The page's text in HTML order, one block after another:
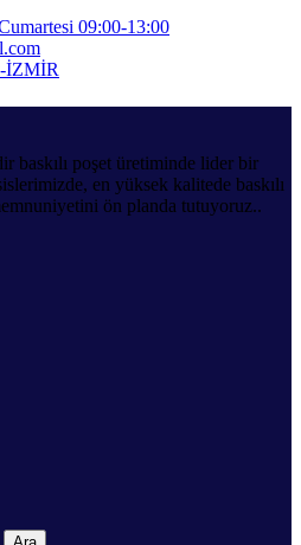
09:00-13:00
İZMİR
baskılı poşet üretiminde lider bir
en yüksek kalitede baskılı
ön planda tutuyoruz..